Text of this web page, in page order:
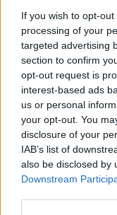
If you wish to opt-
processing of your
targeted advertising
section to confirm
opt-out request is
interest-based ads
us or personal
your opt-out. You
disclosure of your
IAB’s list of
also be disclosed by
Downstream
Tρίτος κριτής ο
των Word Of
συμμετοχές σε
Fest 2008,
Battle 2012).
90’s έχει
του Ελληνικού
American Beatbox
Athens, το Google
προλογίσει
Rymhes, Snoop
Underground κ.α.